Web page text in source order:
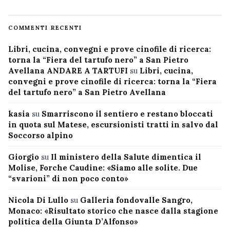
COMMENTI RECENTI
Libri, cucina, convegni e prove cinofile di ricerca:
torna la “Fiera del tartufo nero” a San Pietro
Avellana ANDARE A TARTUFI su Libri, cucina,
convegni e prove cinofile di ricerca: torna la “Fiera
del tartufo nero” a San Pietro Avellana
kasia su Smarriscono il sentiero e restano bloccati
in quota sul Matese, escursionisti tratti in salvo dal
Soccorso alpino
Giorgio su Il ministero della Salute dimentica il
Molise, Forche Caudine: «Siamo alle solite. Due
“svarioni” di non poco conto»
Nicola Di Lullo su Galleria fondovalle Sangro,
Monaco: «Risultato storico che nasce dalla stagione
politica della Giunta D’Alfonso»